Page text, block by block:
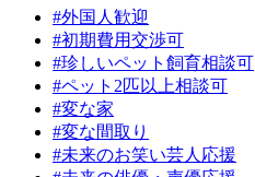
#外国人歓迎
#初期費用交渉可
#珍しいペット飼育相談可
#ペット2匹以上相談可
#変な家
#変な間取り
#未来のお笑い芸人応援